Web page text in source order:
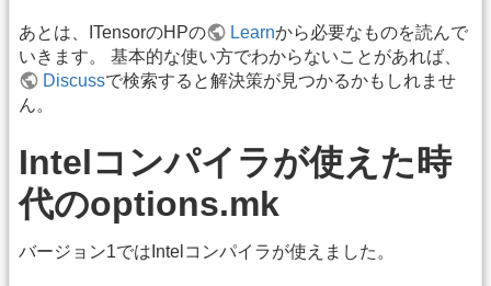
あとは、ITensorのHPの Learnから必要なものを読んで
いきます。 基本的な使い方でわからないことがあれば、
Discussで検索すると解決策が見つかるかもしれませ
ん。
Intelコンパイラが使えた時
代のoptions.mk
バージョン1ではIntelコンパイラが使えました。